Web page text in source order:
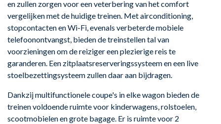
en zullen zorgen voor een veterbering van het comfort
vergelijken met de huidige treinen. Met airconditioning,
stopcontacten en Wi-Fi, evenals verbeterde mobiele
telefoonontvangst, bieden de treinstellen tal van
voorzieningen om de reiziger een plezierige reis te
garanderen. Een zitplaatsreserveringssysteem en een live
stoelbezettingsysteem zullen daar aan bijdragen.
Dankzij multifunctionele coupe's in elke wagon bieden de
treinen voldoende ruimte voor kinderwagens, rolstoelen,
scootmobielen en grote bagage. Er is ruimte voor 2